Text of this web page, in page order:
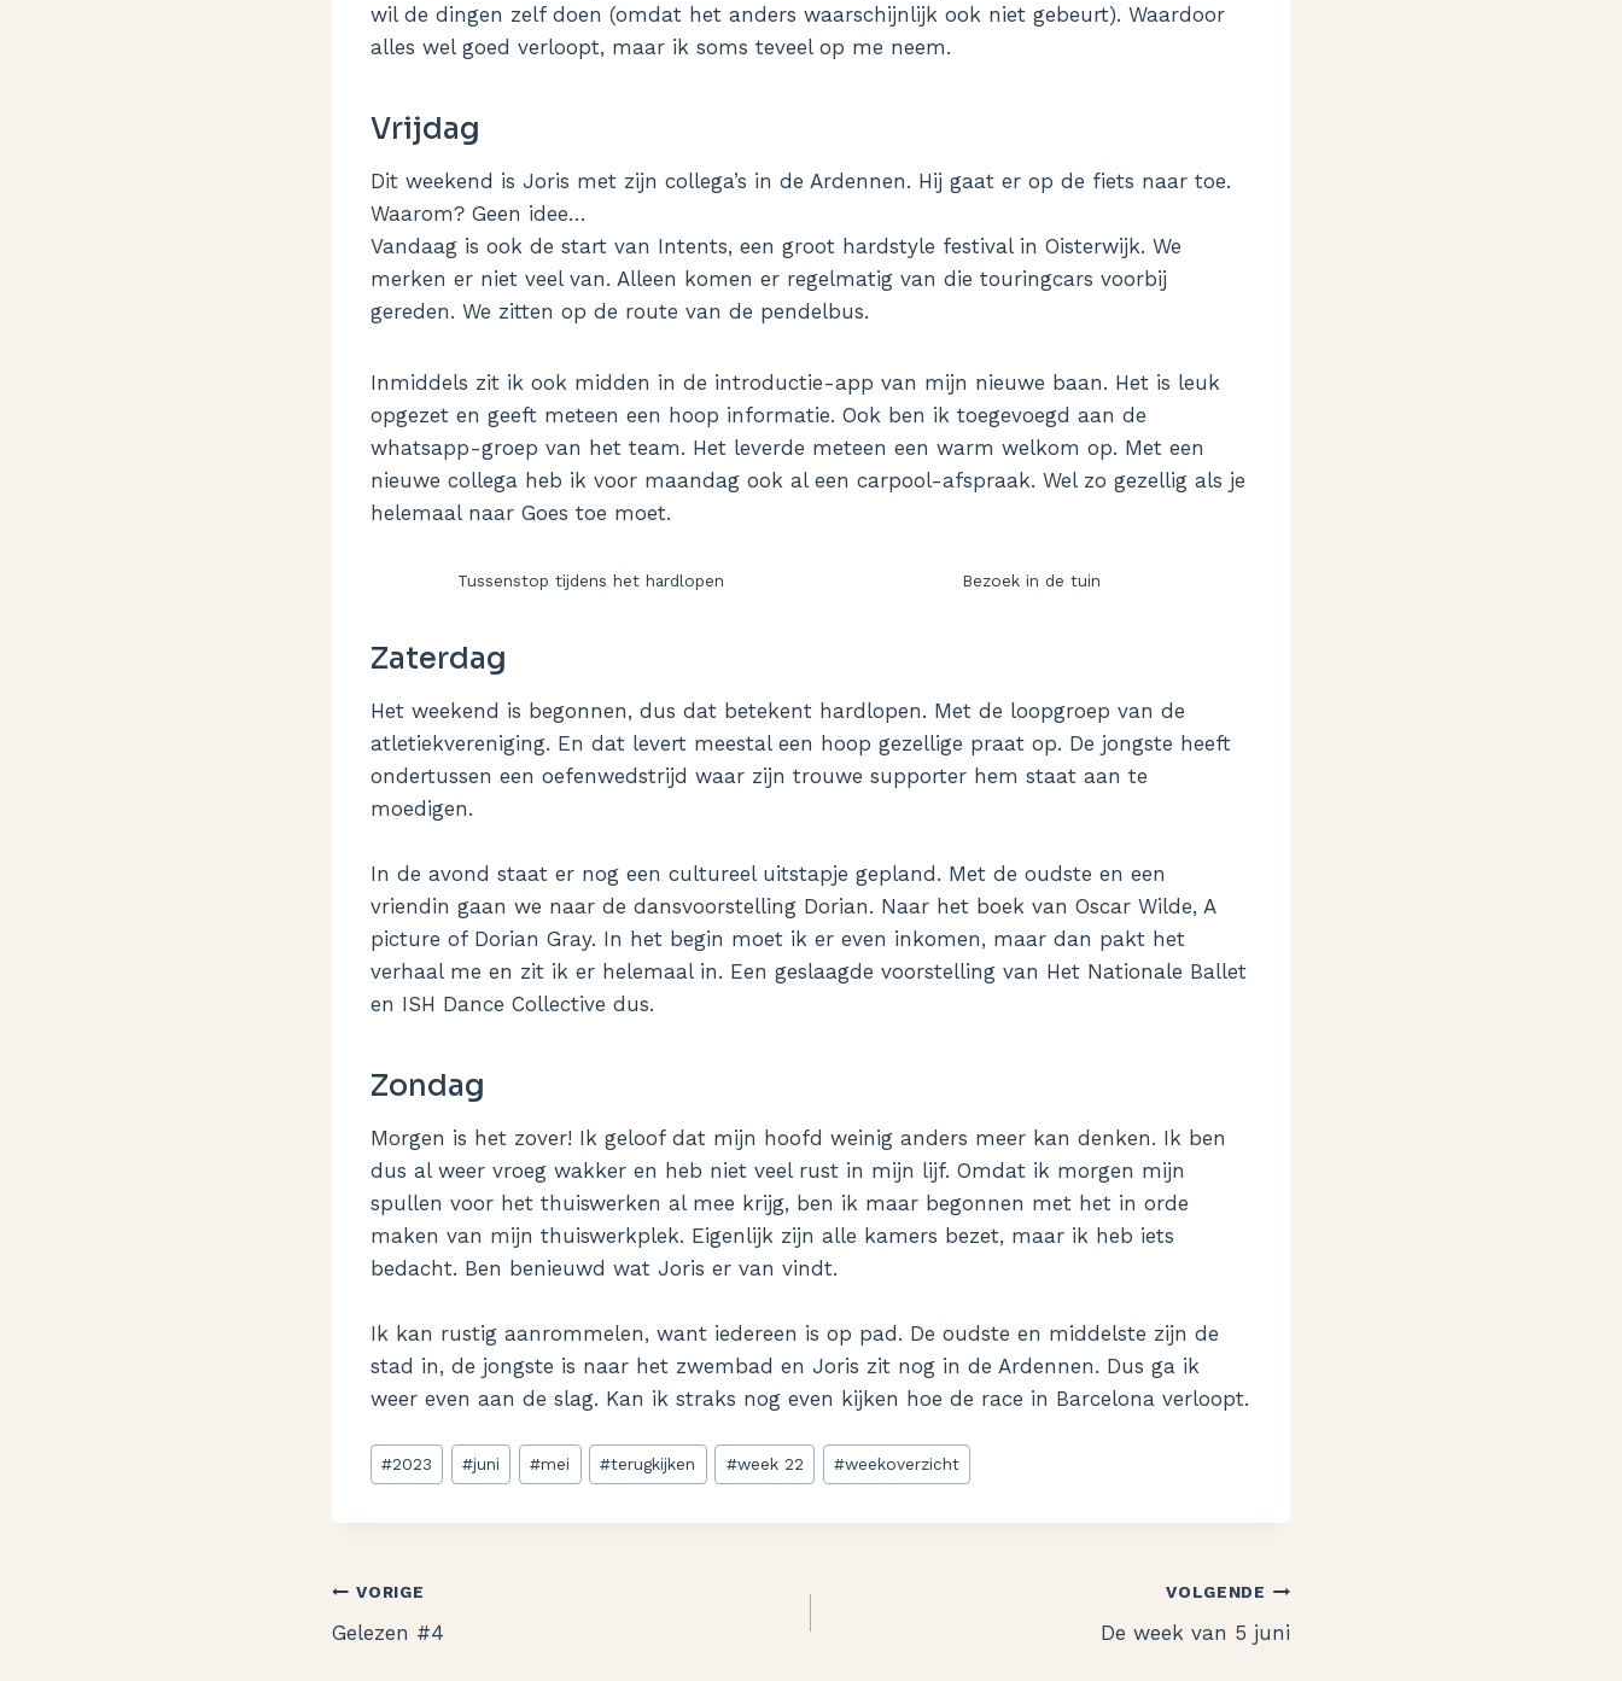
wil de dingen zelf doen (omdat het anders waarschijnlijk ook niet gebeurt). Waardoor
alles wel goed verloopt, maar ik soms teveel op me neem.
Vrijdag
Dit weekend is Joris met zijn collega’s in de Ardennen. Hij gaat er op de fiets naar toe.
Waarom? Geen idee…
Vandaag is ook de start van Intents, een groot hardstyle festival in Oisterwijk. We
merken er niet veel van. Alleen komen er regelmatig van die touringcars voorbij
gereden. We zitten op de route van de pendelbus.
Inmiddels zit ik ook midden in de introductie-app van mijn nieuwe baan. Het is leuk
opgezet en geeft meteen een hoop informatie. Ook ben ik toegevoegd aan de
whatsapp-groep van het team. Het leverde meteen een warm welkom op. Met een
nieuwe collega heb ik voor maandag ook al een carpool-afspraak. Wel zo gezellig als je
helemaal naar Goes toe moet.
Tussenstop tijdens het hardlopen Bezoek in de tuin
Zaterdag
Het weekend is begonnen, dus dat betekent hardlopen. Met de loopgroep van de
atletiekvereniging. En dat levert meestal een hoop gezellige praat op. De jongste heeft
ondertussen een oefenwedstrijd waar zijn trouwe supporter hem staat aan te
moedigen.
In de avond staat er nog een cultureel uitstapje gepland. Met de oudste en een
vriendin gaan we naar de dansvoorstelling Dorian. Naar het boek van Oscar Wilde, A
picture of Dorian Gray. In het begin moet ik er even inkomen, maar dan pakt het
verhaal me en zit ik er helemaal in. Een geslaagde voorstelling van Het Nationale Ballet
en ISH Dance Collective dus.
Zondag
Morgen is het zover! Ik geloof dat mijn hoofd weinig anders meer kan denken. Ik ben
dus al weer vroeg wakker en heb niet veel rust in mijn lijf. Omdat ik morgen mijn
spullen voor het thuiswerken al mee krijg, ben ik maar begonnen met het in orde
maken van mijn thuiswerkplek. Eigenlijk zijn alle kamers bezet, maar ik heb iets
bedacht. Ben benieuwd wat Joris er van vindt.
Ik kan rustig aanrommelen, want iedereen is op pad. De oudste en middelste zijn de
stad in, de jongste is naar het zwembad en Joris zit nog in de Ardennen. Dus ga ik
weer even aan de slag. Kan ik straks nog even kijken hoe de race in Barcelona verloopt.
Bericht
tags:
#2023 #juni #mei #terugkijken #week 22 #weekoverzicht
Bericht
navigatie
VORIGE
Gelezen #4
VOLGENDE
De week van 5 juni